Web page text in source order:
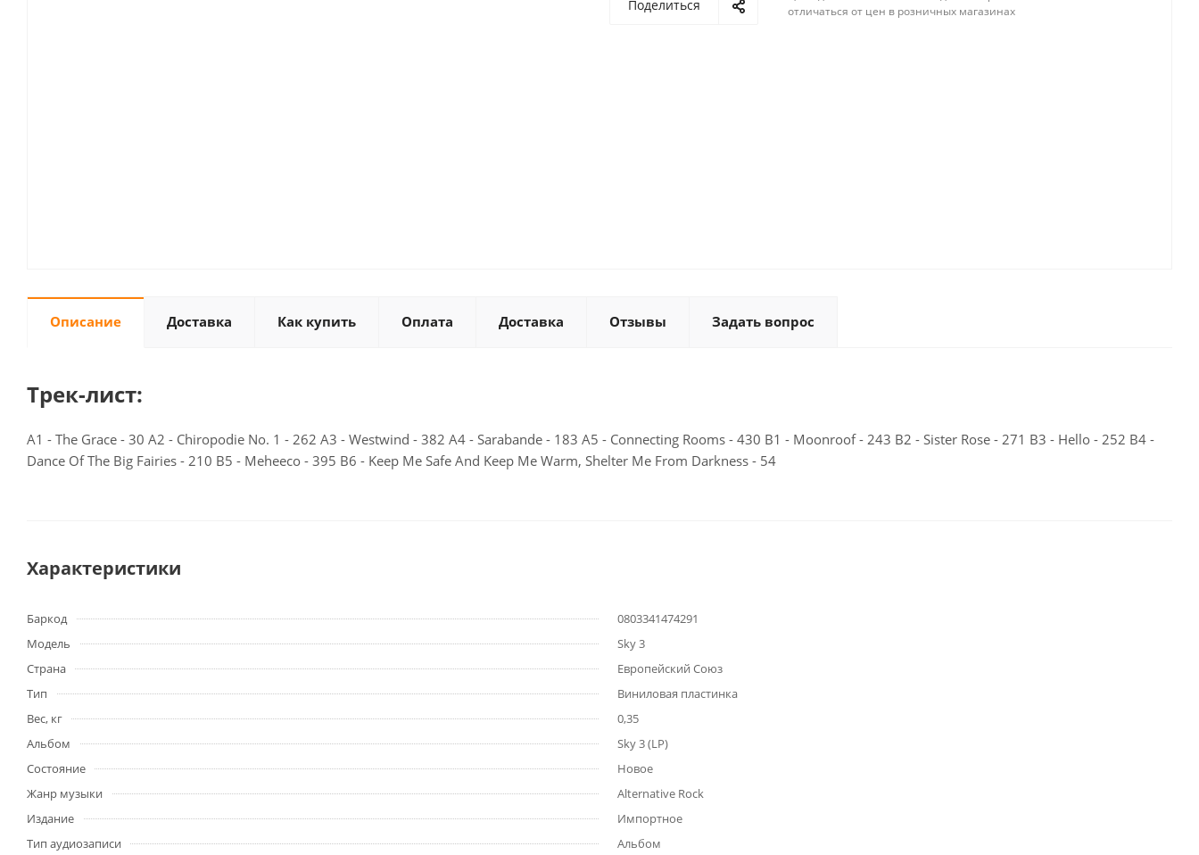
Поделиться
отличаться от цен в розничных магазинах
Описание Доставка Как купить Оплата Доставка Отзывы Задать вопрос
Трек-лист:
A1 - The Grace - 30 A2 - Chiropodie No. 1 - 262 A3 - Westwind - 382 A4 - Sarabande - 183 A5 - Connecting Rooms - 430 B1 - Moonroof - 243 B2 - Sister Rose - 271 B3 - Hello - 252 B4 -
Dance Of The Big Fairies - 210 B5 - Meheeco - 395 B6 - Keep Me Safe And Keep Me Warm, Shelter Me From Darkness - 54
Характеристики
Баркод
0803341474291
Модель
Sky 3
Страна
Европейский Союз
Тип
Виниловая пластинка
Вес, кг
0,35
Альбом
Sky 3 (LP)
Состояние
Новое
Жанр музыки
Alternative Rock
Издание
Импортное
Тип аудиозаписи
Альбом